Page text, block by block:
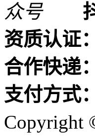
资质认证：
合作快递：
支付方式：
Copyright